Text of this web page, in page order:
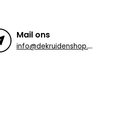
Mail ons
i
nfo@dekruidenshop.be